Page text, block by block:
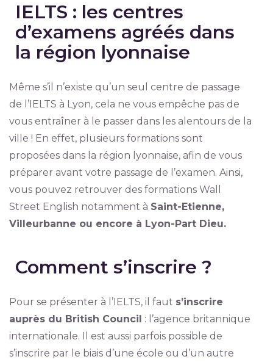
IELTS : les centres
d’examens agréés dans
la région lyonnaise
Même s’il n’existe qu’un seul centre de passage
de l’IELTS à Lyon, cela ne vous empêche pas de
vous entraîner à le passer dans les alentours de la
ville ! En effet, plusieurs formations sont
proposées dans la région lyonnaise, afin de vous
préparer avant votre passage de l’examen. Ainsi,
vous pouvez retrouver des formations Wall
Street English notamment à Saint-Etienne,
Villeurbanne ou encore à Lyon-Part Dieu.
Comment s’inscrire ?
Pour se présenter à l’IELTS, il faut s’inscrire
auprès du British Council : l’agence britannique
internationale. Il est aussi parfois possible de
s’inscrire par le biais d’une école ou d’un autre